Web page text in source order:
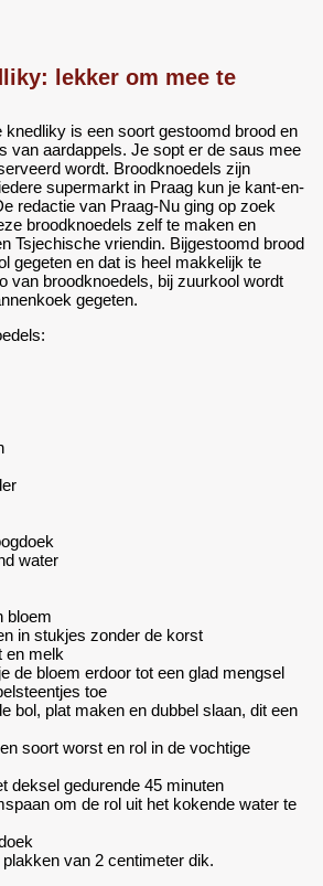
lekker om mee te
is een soort gestoomd brood en
van aardappels. Je sopt er de saus mee
wordt. Broodknoedels zijn
supermarkt in Praag kun je kant-en-
redactie van Praag-Nu ging op zoek
broodknoedels zelf te maken en
Tsjechische vriendin. Bijgestoomd brood
gegeten en dat is heel makkelijk te
van broodknoedels, bij zuurkool wordt
gegeten.
water
bloem
in stukjes zonder de korst
en melk
de bloem erdoor tot een glad mengsel
toe
bol, plat maken en dubbel slaan, dit een
soort worst en rol in de vochtige
deksel gedurende 45 minuten
om de rol uit het kokende water te
van 2 centimeter dik.